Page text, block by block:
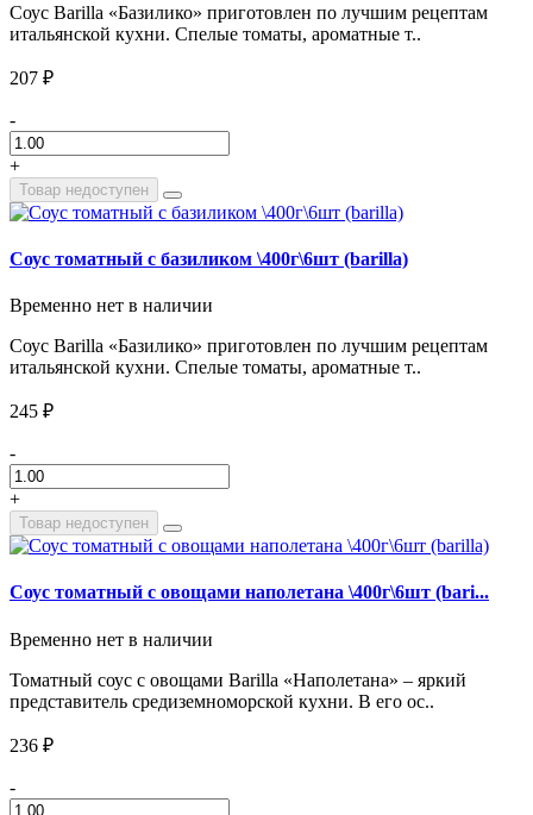
Соус Barilla «Базилико» приготовлен по лучшим рецептам
итальянской кухни. Спелые томаты, ароматные т..
207 ₽
-
+
Товар недоступен
Соус томатный с базиликом \400г\6шт (barilla)
Временно нет в наличии
Соус Barilla «Базилико» приготовлен по лучшим рецептам
итальянской кухни. Спелые томаты, ароматные т..
245 ₽
-
+
Товар недоступен
Соус томатный с овощами наполетана \400г\6шт (bari...
Временно нет в наличии
Томатный соус с овощами Barilla «Наполетана» – яркий
представитель средиземноморской кухни. В его ос..
236 ₽
-